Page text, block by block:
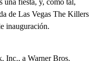
de Las Vegas The Killers
inauguración.
a Warner Bros.